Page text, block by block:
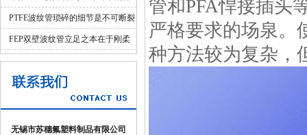
细化管控
PTFE波纹管琐碎的细节是不可断裂
的一环
FEP双壁波纹管立足之本在于刚柔
并济的科学设计
无锡市苏穗氟塑料制品有限公司
管和PFA悍接插头
严格要求的场泉。
种方法较为复杂，